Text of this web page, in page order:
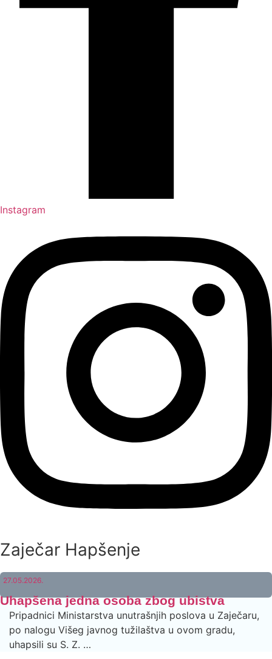
Instagram
Zaječar Hapšenje
27.05.2026.
Uhapšena jedna osoba zbog ubistva
Pripadnici Ministarstva unutrašnjih poslova u Zaječaru,
po nalogu Višeg javnog tužilaštva u ovom gradu,
uhapsili su S. Z. …